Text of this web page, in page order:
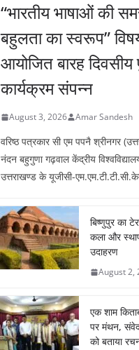
“भारतीय भाषाओं की
बहुलता का स्वरूप”
आयोजित बारह दिवसीय
कार्यक्रम संपन्न
August 3, 2026 Amar Sandesh
वरिष्ठ पत्रकार सी एम पपनै श्रीनगर
नंदन बहुगुणा गढ़वाल केंद्रीय
उत्तराखण्ड के यूजीसी-
बिष्णुपुर का
कला और
August 2,
एक शाम
पर मंथन,
को बताया